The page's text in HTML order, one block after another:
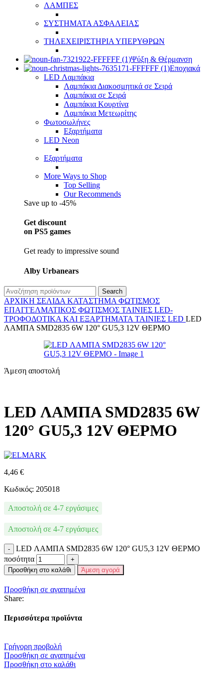
ΛΑΜΠΕΣ
ΣΥΣΤΗΜΑΤΑ ΑΣΦΑΛΕΙΑΣ
ΤΗΛΕΧΕΙΡΙΣΤΗΡΙΑ ΥΠΕΡΥΘΡΩΝ
Ψύξη & Θέρμανση
Εποχιακά
LED Λαμπάκια
Λαμπάκια Διακοσμητικά σε Σειρά
Λαμπάκια σε Σειρά
Λαμπάκια Κουρτίνα
Λαμπάκια Μετεωρίτης
Φωτοσωλήνες
Εξαρτήματα
LED Neon
Εξαρτήματα
More Ways to Shop
Top Selling
Our Recommends
Save up to -45%
Get discount
on PS5 games
Get ready to impressive sound
Alby Urbanears
Search
ΑΡΧΙΚΉ ΣΕΛΊΔΑ ΚΑΤΆΣΤΗΜΑ ΦΩΤΙΣΜΌΣ
ΕΠΑΓΓΕΛΜΑΤΙΚΟΣ ΦΩΤΙΣΜΌΣ ΤΑΙΝΊΕΣ LED-
ΤΡΟΦΟΔΟΤΙΚΆ ΚΑΙ ΕΞΑΡΤΉΜΑΤΑ ΤΑΙΝΊΕΣ LED LED
ΛΑΜΠΑ SMD2835 6W 120° GU5,3 12V ΘΕΡΜΟ
Άμεση αποστολή
LED ΛΑΜΠΑ SMD2835 6W
120° GU5,3 12V ΘΕΡΜΟ
4,46 €
Κωδικός: 205018
Αποστολή σε 4-7 εργάσιμες
Αποστολή σε 4-7 εργάσιμες
LED ΛΑΜΠΑ SMD2835 6W 120° GU5,3 12V ΘΕΡΜΟ
ποσότητα
Προσθήκη στο καλάθι Άμεση αγορά
Προσθήκη σε αγαπημένα
Share:
Περισσότερα προϊόντα
Γρήγορη προβολή
Προσθήκη σε αγαπημένα
Προσθήκη στο καλάθι